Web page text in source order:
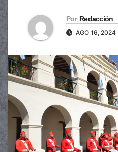
Por Redacción
AGO 16, 2024